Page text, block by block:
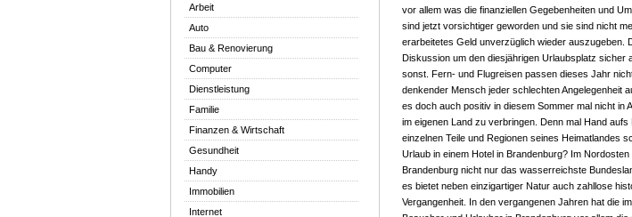
Arbeit
Auto
Bau & Renovierung
Computer
Dienstleistung
Familie
Finanzen & Wirtschaft
Gesundheit
Handy
Immobilien
Internet
vor allem was die finanziellen Gegebenheiten und
sind jetzt vorsichtiger geworden und sie sind nicht
erarbeitetes Geld unverzüglich wieder auszugeben.
Diskussion um den diesjährigen Urlaubsplatz sicher
sonst. Fern- und Flugreisen passen dieses Jahr
denkender Mensch jeder schlechten Angelegenheit
es doch auch positiv in diesem Sommer mal nicht in
im eigenen Land zu verbringen. Denn mal Hand
einzelnen Teile und Regionen seines Heimatlandes
Urlaub in einem Hotel in Brandenburg? Im
Brandenburg nicht nur das wasserreichste
es bietet neben einzigartiger Natur auch zahllose
Vergangenheit. In den vergangenen Jahren hat die